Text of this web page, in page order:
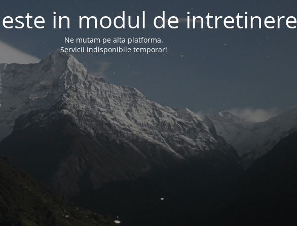
in modul de intretinere
Ne mutam pe alta platforma.
Servicii indisponibile temporar!